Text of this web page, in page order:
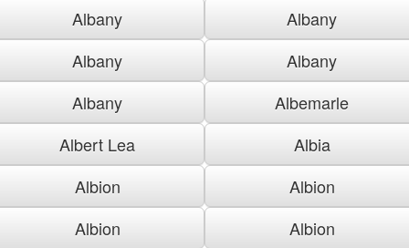
Albany
Albany
Albany
Albany
Albany
Albemarle
Albert Lea
Albia
Albion
Albion
Albion
Albion